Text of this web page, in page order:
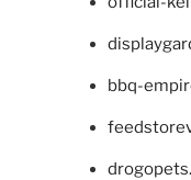
bbq-